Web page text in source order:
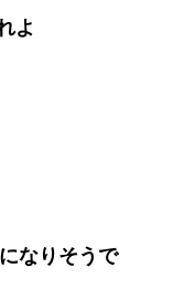
よ
なりそうで